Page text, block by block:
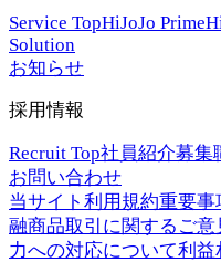
Service TopHiJoJo Prime
Solution
お知らせ
採用情報
Recruit Top社員紹介募集
お問い合わせ
当サイト利用規約重要事
融商品取引に関するご
力への対応について利益